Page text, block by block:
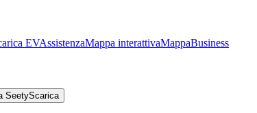
EVAssistenzaMappa interattivaMappaBusiness
SeetyScarica